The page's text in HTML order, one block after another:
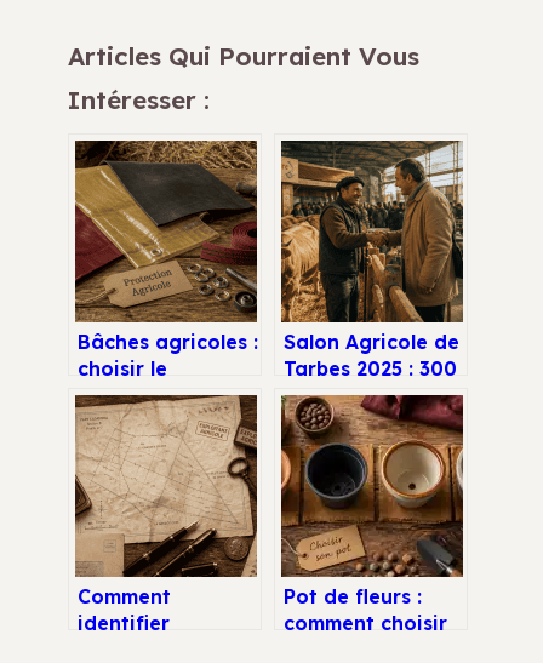
Articles Qui Pourraient Vous
Intéresser :
Bâches agricoles :
choisir le
matériau et la
finition adaptés
pour protéger
vos récoltes
Salon Agricole de
Tarbes 2025 : 300
animaux,
concours ovins et
immersion dans le
terroir bigourdan
Comment
identifier
Pot de fleurs :
comment choisir